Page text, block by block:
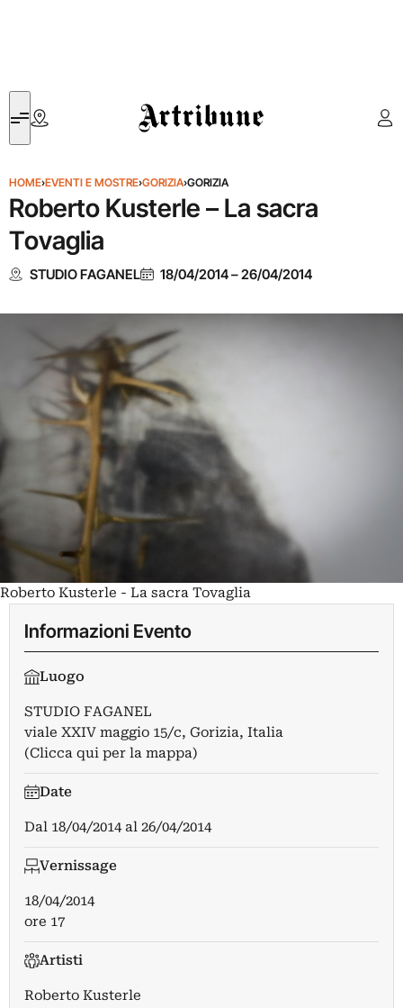
Artribune
HOME›EVENTI E MOSTRE›GORIZIA›GORIZIA
Roberto Kusterle – La sacra
Tovaglia
STUDIO FAGANEL 18/04/2014–26/04/2014
Roberto Kusterle - La sacra Tovaglia
Informazioni Evento
Luogo
STUDIO FAGANEL
viale XXIV maggio 15/c, Gorizia, Italia
(Clicca qui per la mappa)
Date
Dal 18/04/2014al 26/04/2014
Vernissage
18/04/2014
ore 17
Artisti
Roberto Kusterle